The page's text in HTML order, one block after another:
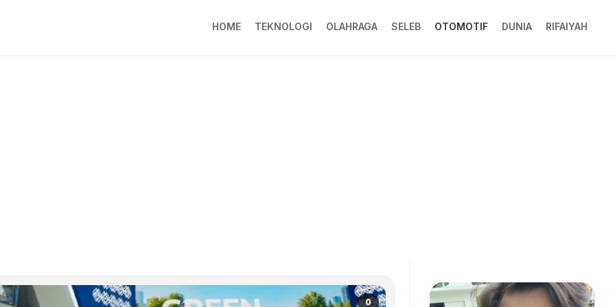
HOME TEKNOLOGI OLAHRAGA SELEB OTOMOTIF DUNIA RIFAIYAH
0